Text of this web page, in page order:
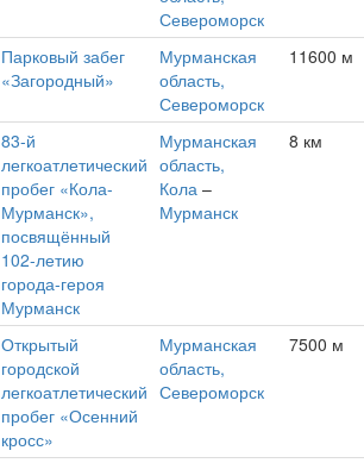
Североморск
Парковый забег
«Загородный»
Мурманская
область,
Североморск
11600 м
83-й
легкоатлетический
пробег «Кола-
Мурманск»,
посвящённый
102-летию
города-героя
Мурманск
Мурманская
область,
Кола –
Мурманск
8 км
Открытый
городской
легкоатлетический
пробег «Осенний
кросс»
Мурманская
область,
Североморск
7500 м